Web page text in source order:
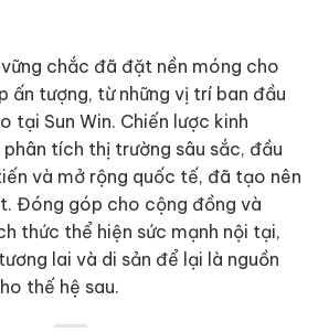
chắc đã đặt nền móng cho
ấn tượng, từ những vị trí ban đầu
tại Sun Win. Chiến lược kinh
tích thị trường sâu sắc, đầu
và mở rộng quốc tế, đã tạo nên
Đóng góp cho cộng đồng và
thức thể hiện sức mạnh nội tại,
lai và di sản để lại là nguồn
thế hệ sau.